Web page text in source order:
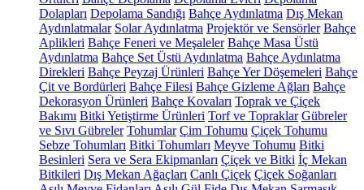
Dolapları Depolama Sandığı Bahçe Aydınlatma Dış Mekan
Aydınlatmalar Solar Aydınlatma Projektör ve Sensörler Bahçe
Aplikleri Bahçe Feneri ve Meşaleler Bahçe Masa Üstü
Aydınlatma Bahçe Set Üstü Aydınlatma Bahçe Aydınlatma
Direkleri Bahçe Peyzaj Ürünleri Bahçe Yer Döşemeleri Bahçe
Çit ve Bordürleri Bahçe Filesi Bahçe Gizleme Ağları Bahçe
Dekorasyon Ürünleri Bahçe Kovaları Toprak ve Çiçek
Bakımı Bitki Yetiştirme Ürünleri Torf ve Topraklar Gübreler
ve Sıvı Gübreler Tohumlar Çim Tohumu Çiçek Tohumu
Sebze Tohumları Bitki Tohumları Meyve Tohumu Bitki
Besinleri Sera ve Sera Ekipmanları Çiçek ve Bitki İç Mekan
Bitkileri Dış Mekan Ağaçları Canlı Çiçek Çiçek Soğanları